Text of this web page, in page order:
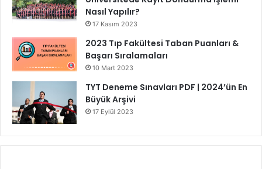
Nasıl Yapılır?
17 Kasım 2023
2023 Tıp Fakültesi Taban Puanları &
Başarı Sıralamaları
10 Mart 2023
TYT Deneme Sınavları PDF | 2024’ün En
Büyük Arşivi
17 Eylül 2023